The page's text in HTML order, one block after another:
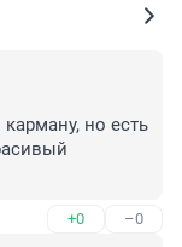
но есть
+0 –0